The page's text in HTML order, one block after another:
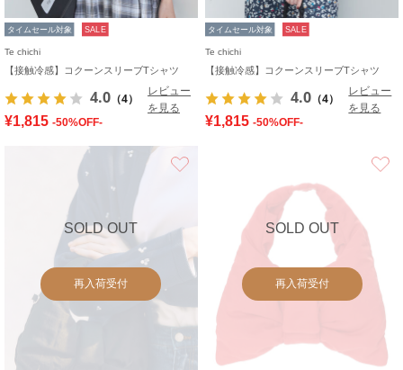
タイムセール対象 SALE
Te chichi
【接触冷感】コクーンスリーブTシャツ
4.0 （4）
レビュー
を見る
¥1,815 -50%OFF-
タイムセール対象 SALE
Te chichi
【接触冷感】コクーンスリーブTシャツ
4.0 （4）
レビュー
を見る
¥1,815 -50%OFF-
SOLD OUT
再入荷受付
SOLD OUT
再入荷受付